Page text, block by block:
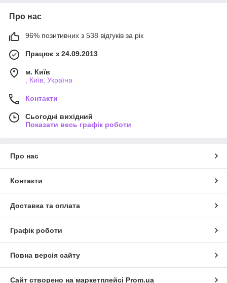
Про нас
96% позитивних з 538 відгуків за рік
Працює з 24.09.2013
м. Київ
, Київ, Україна
Контакти
Сьогодні вихідний
Показати весь графік роботи
Про нас
Контакти
Доставка та оплата
Графік роботи
Повна версія сайту
Сайт створено на маркетплейсі Prom.ua